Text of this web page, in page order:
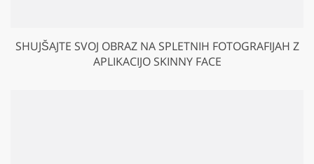
SHUJŠAJTE SVOJ OBRAZ NA SPLETNIH FOTOGRAFIJAH Z
APLIKACIJO SKINNY FACE